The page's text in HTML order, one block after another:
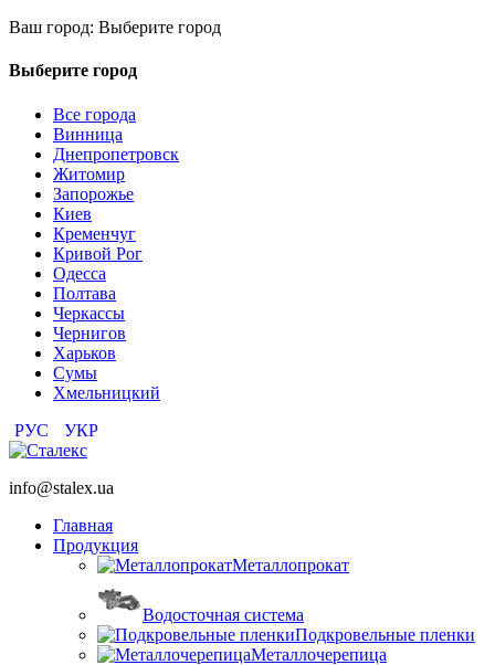
Ваш город: Выберите город
Выберите город
Все города
Винница
Днепропетровск
Житомир
Запорожье
Киев
Кременчуг
Кривой Рог
Одесса
Полтава
Черкассы
Чернигов
Харьков
Сумы
Хмельницкий
РУС
УКР
info@stalex.ua
Главная
Продукция
Металлопрокат
Водосточная система
Подкровельные пленки
Металлочерепица